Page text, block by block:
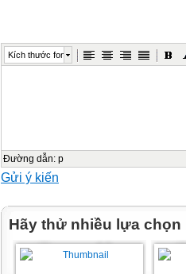
Kích thước font
Đường dẫn: p
Gửi ý kiến
Hãy thử nhiều lựa chọn